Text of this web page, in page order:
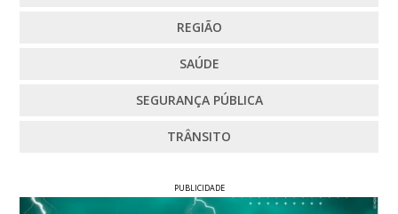
REGIÃO
SAÚDE
SEGURANÇA PÚBLICA
TRÂNSITO
PUBLICIDADE